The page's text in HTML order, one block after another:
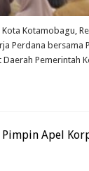
Kota Kotamobagu,
Perdana bersama
Daerah Pemerintah
Apel